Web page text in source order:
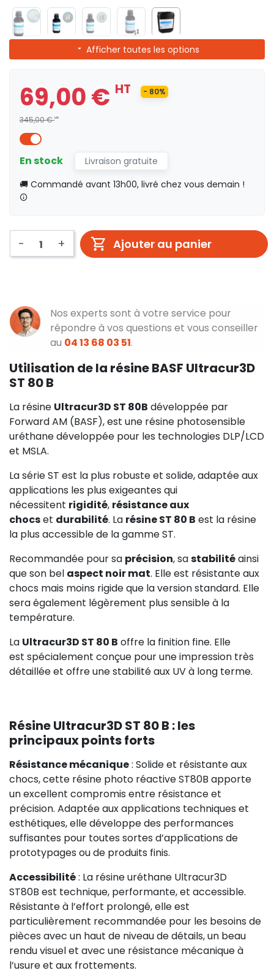
Afficher toutes les options
69,00 € HT
345,00 €HT
- 80%
En stock
Livraison gratuite
🚚 Commandé avant 13h00, livré chez vous demain !
- + Ajouter au panier
Nos experts sont à votre service pour
répondre à vos questions et vous conseiller
au 04 13 68 03 51.
Utilisation de la résine BASF Ultracur3D
ST 80 B
La résine Ultracur3D ST 80B développée par
Forward AM (BASF), est une résine photosensible
uréthane développée pour les technologies DLP/LCD
et MSLA.
La série ST est la plus robuste et solide, adaptée aux
applications les plus exigeantes qui
nécessitent rigidité, résistance aux
chocset durabilité. La résine ST 80 B est la résine
la plus accessible de la gamme ST.
Recommandée pour sa précision, sastabilitéainsi
que son bel aspect noir mat. Elle est résistante aux
chocs mais moins rigide que la version standard. Elle
sera également légèrement plus sensible à la
température.
La Ultracur3D ST 80 B offre la finition fine. Elle
est spécialement conçue pour une impression très
détaillée et offre une stabilité aux UV à long terme.
Résine Ultracur3D ST 80 B : les
principaux points forts
Résistance mécanique: Solide et résistante aux
chocs, cette résine photo réactive ST80B apporte
un excellent compromis entre résistance et
précision. Adaptée aux applications techniques et
esthétiques, elle développe des performances
suffisantes pour toutes sortes d’applications de
prototypages ou de produits finis.
Accessibilité: La résine uréthane Ultracur3D
ST80B est technique, performante, et accessible.
Résistante à l’effort prolongé, elle est
particulièrement recommandée pour les besoins de
pièces avec un haut de niveau de détails, un beau
rendu visuel et avec une résistance mécanique à
l’usure et aux frottements.